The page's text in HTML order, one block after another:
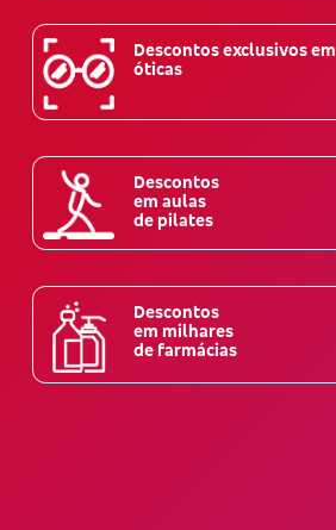
Descontos exclusivos em
óticas
Descontos
em aulas
de pilates
Descontos
em milhares
de farmácias